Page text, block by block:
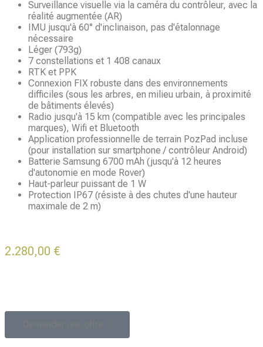
Surveillance visuelle via la caméra du contrôleur, avec la
réalité augmentée (AR)
IMU jusqu'à 60° d'inclinaison, pas d'étalonnage
nécessaire
Léger (793g)
7 constellations et 1 408 canaux
RTK et PPK
Connexion FIX robuste dans des environnements
difficiles (sous les arbres, en milieu urbain, à proximité
de bâtiments élevés)
Radio jusqu'à 15 km (compatible avec les principales
marques), Wifi et Bluetooth
Application professionnelle de terrain PozPad incluse
(pour installation sur smartphone / contrôleur Android)
Batterie Samsung 6700 mAh (jusqu'à 12 heures
d'autonomie en mode Rover)
Haut-parleur puissant de 1 W
Protection IP67 (résiste à des chutes d'une hauteur
maximale de 2 m)
2.280,00 €